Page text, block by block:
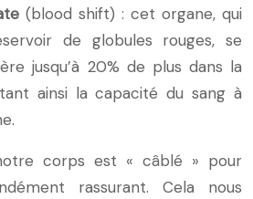
(blood shift) : cet organe, qui
de globules rouges, se
jusqu’à 20% de plus dans la
ainsi la capacité du sang à
corps est « câblé » pour
rassurant. Cela nous